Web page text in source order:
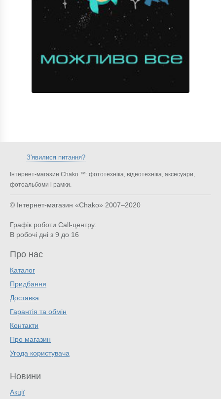
З'явилися питання?
Інтернет-магазин Chako ™: фототехніка, відеотехніка, аксесуари,
фотоальбоми і рамки.
© Інтернет-магазин «Chako» 2007–2020
Графік роботи Call-центру:
В робочі дні з 9 до 16
Про нас
Каталог
Придбання
Доставка
Гарантія та обмін
Контакти
Про магазин
Угода користувача
Новини
Акції